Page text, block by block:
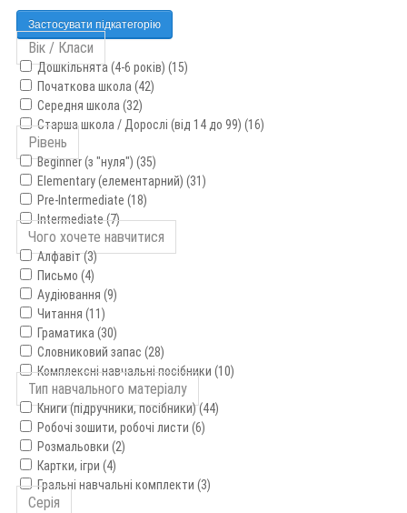
Застосувати підкатегорію
Вік / Класи
Дошкільнята (4-6 років) (15)
Початкова школа (42)
Середня школа (32)
Старша школа / Дорослі (від 14 до 99) (16)
Рівень
Beginner (з "нуля") (35)
Elementary (елементарний) (31)
Pre-Intermediate (18)
Intermediate (7)
Чого хочете навчитися
Алфавіт (3)
Письмо (4)
Аудіювання (9)
Читання (11)
Граматика (30)
Словниковий запас (28)
Комплексні навчальні посібники (10)
Тип навчального матеріалу
Книги (підручники, посібники) (44)
Робочі зошити, робочі листи (6)
Розмальовки (2)
Картки, ігри (4)
Гральні навчальні комплекти (3)
Серія